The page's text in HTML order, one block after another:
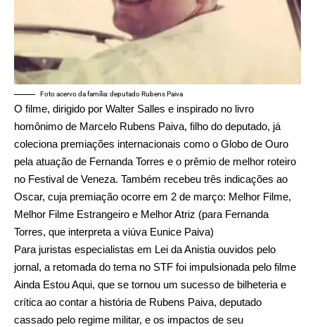
Foto acervo da família: deputado Rubens Paiva
O filme, dirigido por Walter Salles e inspirado no livro
homônimo de Marcelo Rubens Paiva, filho do deputado, já
coleciona premiações internacionais como o Globo de Ouro
pela atuação de Fernanda Torres e o prêmio de melhor roteiro
no Festival de Veneza. Também recebeu três indicações ao
Oscar, cuja premiação ocorre em 2 de março: Melhor Filme,
Melhor Filme Estrangeiro e Melhor Atriz (para Fernanda
Torres, que interpreta a viúva Eunice Paiva)
Para juristas especialistas em Lei da Anistia ouvidos pelo
jornal, a retomada do tema no STF foi impulsionada pelo filme
Ainda Estou Aqui, que se tornou um sucesso de bilheteria e
crítica ao contar a história de Rubens Paiva, deputado
cassado pelo regime militar, e os impactos de seu